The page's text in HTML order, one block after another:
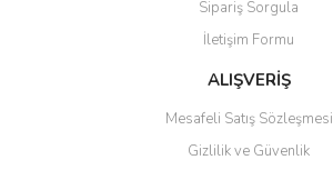
Sipariş Sorgula
İletişim Formu
ALIŞVERİŞ
Mesafeli Satış Sözleşmesi
Gizlilik ve Güvenlik